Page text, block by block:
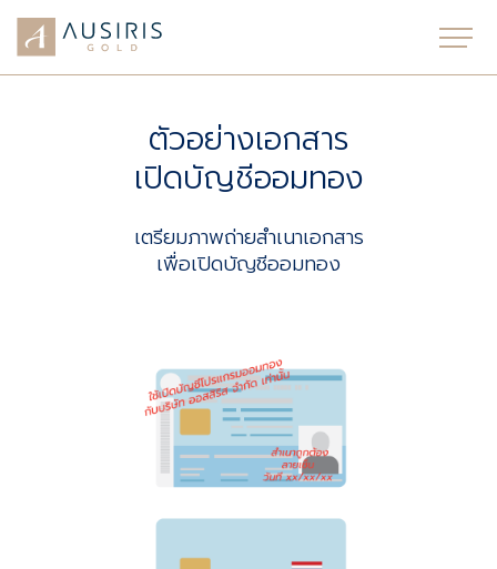
ตัวอย่างเอกสาร
เปิดบัญชีออมทอง
เตรียมภาพถ่ายสำเนาเอกสาร
เพื่อเปิดบัญชีออมทอง